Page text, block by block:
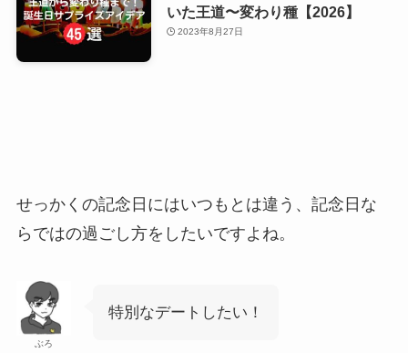
いた王道〜変わり種【2026】
2023年8月27日
せっかくの記念日にはいつもとは違う、記念日な
らではの過ごし方をしたいですよね。
ぶろ
特別なデートしたい！